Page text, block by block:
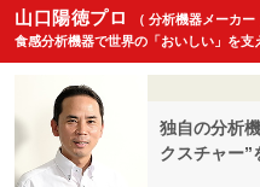
山口陽徳プロ
（ 分析機器メーカー
食感分析機器で世界の「おいしい」を支
独自の分析
クスチャー”